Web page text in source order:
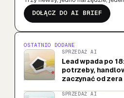
DOŁĄCZ DO AI BRIEF
OSTATNIO DODANE
SPRZEDAŻ AI
Lead wpada po
potrzeby,
zaczynać od zera
SPRZEDAŻ AI